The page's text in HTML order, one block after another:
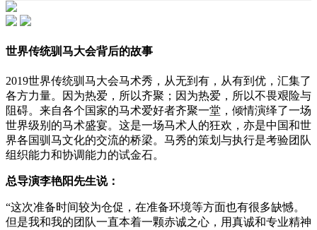
世界传统驯马大会背后的故事
2019世界传统驯马大会马术秀，从无到有，从有到优，汇集了
各方力量。因为热爱，所以齐聚；因为热爱，所以不畏艰险与
阻碍。来自各个国家的马术爱好者齐聚一堂，倾情演绎了一场
世界级别的马术盛宴。这是一场马术人的狂欢，亦是中国和世
界各国驯马文化的交流的桥梁。马秀的策划与执行是考验团队
组织能力和协调能力的试金石。
总导演李艳阳先生说：
“这次准备时间较为仓促，在准备环境等方面也有很多缺憾。
但是我和我的团队一直本着一颗赤诚之心，用真诚和专业精神